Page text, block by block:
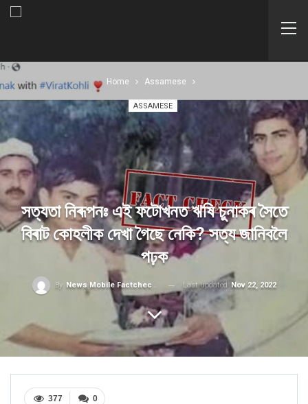
Home Assamese
ASSAMESE
সত্যতা নিৰূপনঃ এই ফটোখনত ঋষি চুনাকৰ সৈতে
বিৰাট কোহলীক দেখা গৈছে নেকি? সত্য জানিবলৈ
পঢ়ক
By News Mobile Factcheck Bureau Last updated Nov 22, 2022
0
377